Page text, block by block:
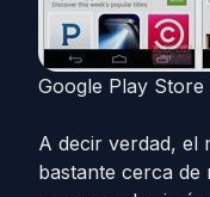
Google Play Store
A decir verdad, el
bastante cerca de